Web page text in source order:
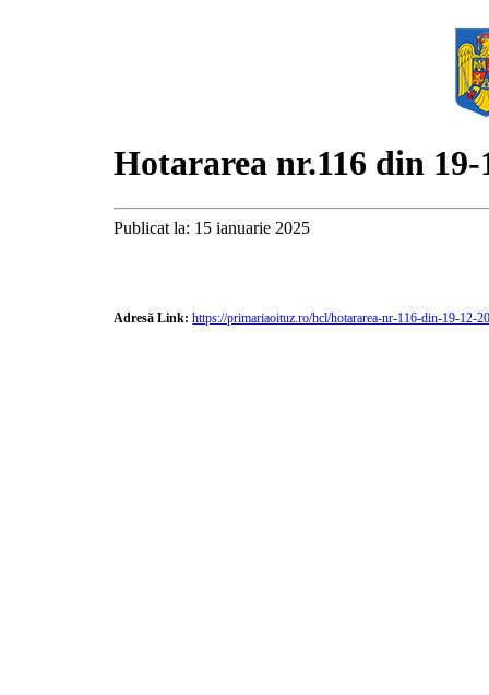
Hotararea nr.116 din 19-
Publicat la: 15 ianuarie 2025
Adresă Link: https://primariaoituz.ro/hcl/hotararea-nr-116-din-19-12-